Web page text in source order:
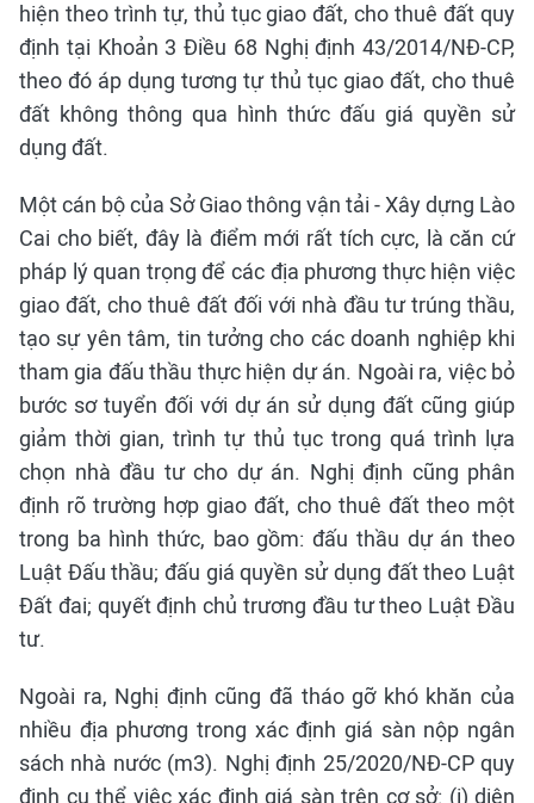
hiện theo trình tự, thủ tục giao đất, cho thuê đất quy
định tại Khoản 3 Điều 68 Nghị định 43/2014/NĐ-CP,
theo đó áp dụng tương tự thủ tục giao đất, cho thuê
đất không thông qua hình thức đấu giá quyền sử
dụng đất.
Một cán bộ của Sở Giao thông vận tải - Xây dựng Lào
Cai cho biết, đây là điểm mới rất tích cực, là căn cứ
pháp lý quan trọng để các địa phương thực hiện việc
giao đất, cho thuê đất đối với nhà đầu tư trúng thầu,
tạo sự yên tâm, tin tưởng cho các doanh nghiệp khi
tham gia đấu thầu thực hiện dự án. Ngoài ra, việc bỏ
bước sơ tuyển đối với dự án sử dụng đất cũng giúp
giảm thời gian, trình tự thủ tục trong quá trình lựa
chọn nhà đầu tư cho dự án. Nghị định cũng phân
định rõ trường hợp giao đất, cho thuê đất theo một
trong ba hình thức, bao gồm: đấu thầu dự án theo
Luật Đấu thầu; đấu giá quyền sử dụng đất theo Luật
Đất đai; quyết định chủ trương đầu tư theo Luật Đầu
tư.
Ngoài ra, Nghị định cũng đã tháo gỡ khó khăn của
nhiều địa phương trong xác định giá sàn nộp ngân
sách nhà nước (m3). Nghị định 25/2020/NĐ-CP quy
định cụ thể việc xác định giá sàn trên cơ sở: (i) diện